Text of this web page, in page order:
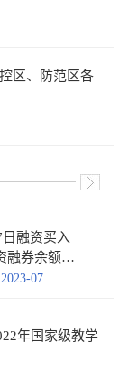
区、防范区各
融资买入
融券余额
2023-07
年国家级教学